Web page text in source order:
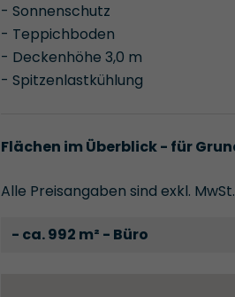
- Sonnenschutz
- Teppichboden
- Deckenhöhe 3,0 m
- Spitzenlastkühlung
Flächen im Überblick - für
Alle Preisangaben sind exkl. MwSt.
- ca. 992 m² - Büro